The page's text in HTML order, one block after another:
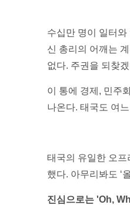
수십만 명이 일터
신 총리의 어깨는
없다. 주권을 되찾
이 통에 경제, 민주
나온다. 태국도 여
태국의 유일한 오
했다. 아무리봐도 ‘
진심으로는 'Oh,